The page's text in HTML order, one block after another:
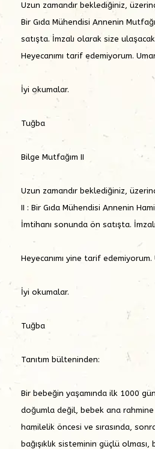
Uzun zamandır beklediğiniz,
Bir Gıda Mühendisi Annenin
satışta. İmzalı olarak size
Heyecanımı tarif edemiyorum.
İyi okumalar.
Tuğba
Bilge Mutfağım II
Uzun zamandır beklediğiniz,
II : Bir Gıda Mühendisi Annenin
İmtihanı sonunda ön satışta.
Heyecanımı yine tarif edemiyorum.
İyi okumalar.
Tuğba
Tanıtım bülteninden:
Bir bebeğin yaşamında ilk 1000
doğumla değil, bebek ana
hamilelik öncesi ve sırasında,
bağışıklık sisteminin güçlü